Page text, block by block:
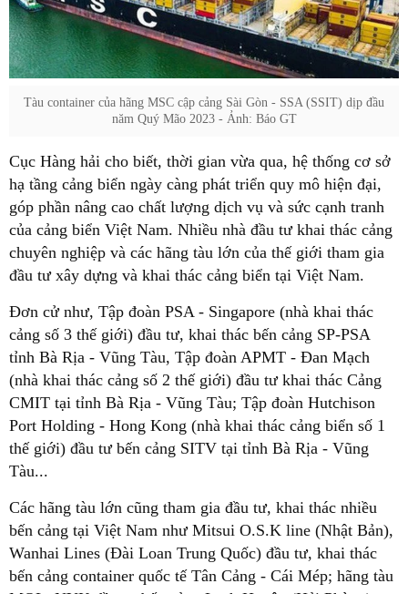
Tàu container của hãng MSC cập cảng Sài Gòn - SSA (SSIT) dịp đầu
năm Quý Mão 2023 - Ảnh: Báo GT
Cục Hàng hải cho biết, thời gian vừa qua, hệ thống cơ sở
hạ tầng cảng biển ngày càng phát triển quy mô hiện đại,
góp phần nâng cao chất lượng dịch vụ và sức cạnh tranh
của cảng biển Việt Nam. Nhiều nhà đầu tư khai thác cảng
chuyên nghiệp và các hãng tàu lớn của thế giới tham gia
đầu tư xây dựng và khai thác cảng biển tại Việt Nam.
Đơn cử như, Tập đoàn PSA - Singapore (nhà khai thác
cảng số 3 thế giới) đầu tư, khai thác bến cảng SP-PSA
tỉnh Bà Rịa - Vũng Tàu, Tập đoàn APMT - Đan Mạch
(nhà khai thác cảng số 2 thế giới) đầu tư khai thác Cảng
CMIT tại tỉnh Bà Rịa - Vũng Tàu; Tập đoàn Hutchison
Port Holding - Hong Kong (nhà khai thác cảng biển số 1
thế giới) đầu tư bến cảng SITV tại tỉnh Bà Rịa - Vũng
Tàu...
Các hãng tàu lớn cũng tham gia đầu tư, khai thác nhiều
bến cảng tại Việt Nam như Mitsui O.S.K line (Nhật Bản),
Wanhai Lines (Đài Loan Trung Quốc) đầu tư, khai thác
bến cảng container quốc tế Tân Cảng - Cái Mép; hãng tàu